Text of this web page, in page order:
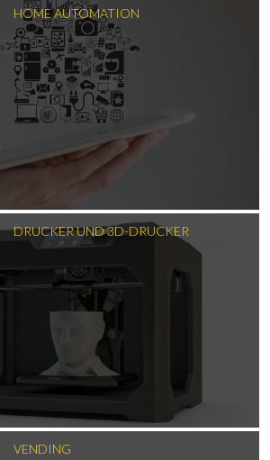
HOME AUTOMATION
DRUCKER UND 3D-DRUCKER
VENDING